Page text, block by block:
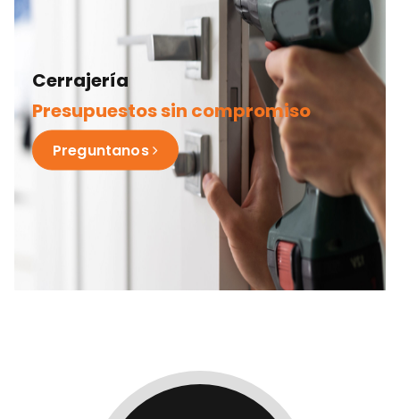
Cerrajería
Presupuestos sin compromiso
Preguntanos